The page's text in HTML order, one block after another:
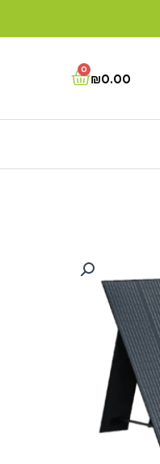
₪0.00
0
Cart